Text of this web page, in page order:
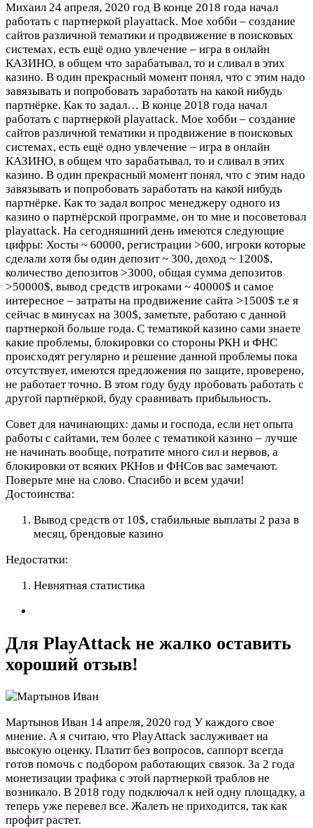
Михаил 24 апреля, 2020 год В конце 2018 года начал
работать с партнеркой playattack. Мое хобби – создание
сайтов различной тематики и продвижение в поисковых
системах, есть ещё одно увлечение – игра в онлайн
КАЗИНО, в общем что зарабатывал, то и сливал в этих
казино. В один прекрасный момент понял, что с этим надо
завязывать и попробовать заработать на какой нибудь
партнёрке. Как то задал… В конце 2018 года начал
работать с партнеркой playattack. Мое хобби – создание
сайтов различной тематики и продвижение в поисковых
системах, есть ещё одно увлечение – игра в онлайн
КАЗИНО, в общем что зарабатывал, то и сливал в этих
казино. В один прекрасный момент понял, что с этим надо
завязывать и попробовать заработать на какой нибудь
партнёрке. Как то задал вопрос менеджеру одного из
казино о партнёрской программе, он то мне и посоветовал
playattack. На сегодняшний день имеются следующие
цифры: Хосты ~ 60000, регистрации >600, игроки которые
сделали хотя бы один депозит ~ 300, доход ~ 1200$,
количество депозитов >3000, общая сумма депозитов
>50000$, вывод средств игроками ~ 40000$ и самое
интересное – затраты на продвижение сайта >1500$ т.е я
сейчас в минусах на 300$, заметьте, работаю с данной
партнеркой больше года. С тематикой казино сами знаете
какие проблемы, блокировки со стороны РКН и ФНС
происходят регулярно и решение данной проблемы пока
отсутствует, имеются предложения по защите, проверено,
не работает точно. В этом году буду пробовать работать с
другой партнёркой, буду сравнивать прибыльность.
Совет для начинающих: дамы и господа, если нет опыта
работы с сайтами, тем более с тематикой казино – лучше
не начинать вообще, потратите много сил и нервов, а
блокировки от всяких РКНов и ФНСов вас замечают.
Поверьте мне на слово. Спасибо и всем удачи!
Достоинства:
Вывод средств от 10$, стабильные выплаты 2 раза в
месяц, брендовые казино
Недостатки:
Невнятная статистика
Для PlayАttack не жалко оставить
хороший отзыв!
Мартынов Иван 14 апреля, 2020 год У каждого свое
мнение. А я считаю, что PlayАttack заслуживает на
высокую оценку. Платит без вопросов, саппорт всегда
готов помочь с подбором работающих связок. За 2 года
монетизации трафика с этой партнеркой траблов не
возникало. В 2018 году подключал к ней одну площадку, а
теперь уже перевел все. Жалеть не приходится, так как
профит растет.